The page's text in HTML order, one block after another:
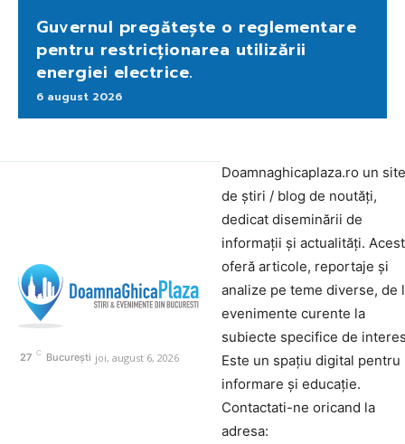
Guvernul pregătește o reglementare
pentru restricționarea utilizării
energiei electrice.
6 august 2026
27 C București joi, august 6, 2026
Doamnaghicaplaza.ro un site
de știri / blog de noutăți,
dedicat diseminării de
informații și actualități.
oferă articole, reportaje și
analize pe teme diverse, de
evenimente curente la
subiecte specifice de
Este un spațiu digital pentru
informare și educație.
Contactati-ne oricand la
adresa: